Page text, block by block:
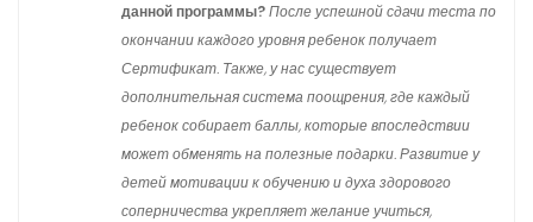
данной программы?После успешной сдачи теста по
окончании каждого уровня ребенок получает
Сертификат. Также, у нас существует
дополнительная система поощрения, где каждый
ребенок собирает баллы, которые впоследствии
может обменять на полезные подарки. Развитие у
детей мотивации к обучению и духа здорового
соперничества укрепляет желание учиться,